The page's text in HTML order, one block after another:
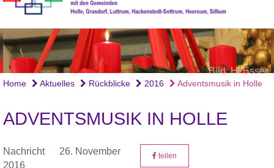
Bild: H. Esser
Home Aktuelles Rückblicke 2016 Adventsmusik in Holle
ADVENTSMUSIK IN HOLLE
Nachricht
26. November
2016
teilen